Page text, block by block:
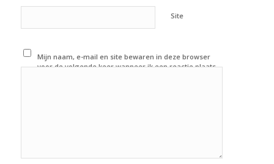
Site
Mijn naam, e-mail en site bewaren in deze browser
voor de volgende keer wanneer ik een reactie plaats.